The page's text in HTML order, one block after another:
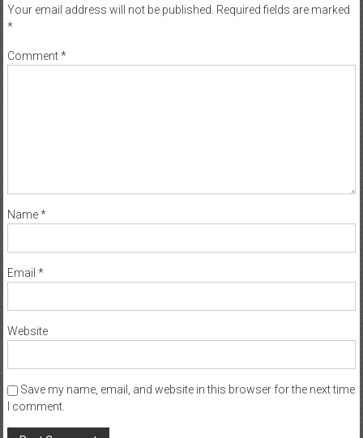
Your email address will not be published. Required fields are marked
*
Comment*
Name*
Email *
Website
Save my name, email, and website in this browser for the next time
I comment.